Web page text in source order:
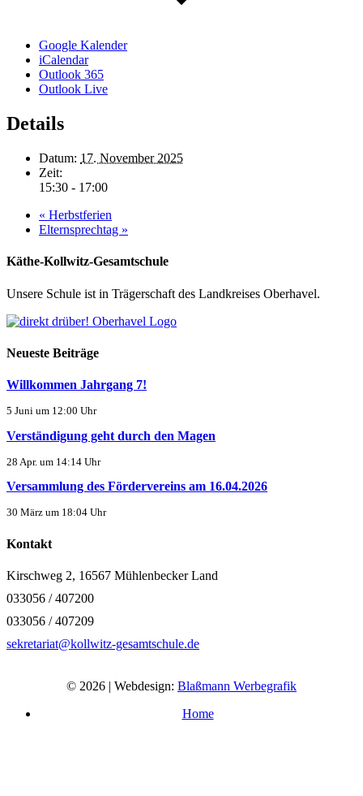
Google Kalender
iCalendar
Outlook 365
Outlook Live
Details
Datum: 17. November 2025
Zeit:
15:30 - 17:00
« Herbstferien
Elternsprechtag »
Käthe-Kollwitz-Gesamtschule
Unsere Schule ist in Trägerschaft des Landkreises Oberhavel.
Neueste Beiträge
Willkommen Jahrgang 7!
5 Juni um 12:00 Uhr
Verständigung geht durch den Magen
28 Apr. um 14:14 Uhr
Versammlung des Fördervereins am 16.04.2026
30 März um 18:04 Uhr
Kontakt
Kirschweg 2, 16567 Mühlenbecker Land
033056 / 407200
033056 / 407209
sekretariat@kollwitz-gesamtschule.de
© 2026 | Webdesign: Blaßmann Werbegrafik
Home